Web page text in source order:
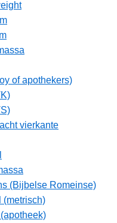
of apothekers)
vierkante
(Bijbelse Romeinse)
(metrisch)